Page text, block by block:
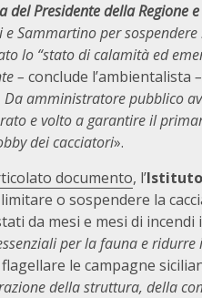
Presidente della Regione e
Sammartino per
lo “stato di calamità ed
– conclude l’ambientalista
amministratore pubblico
e volto a garantire il
dei cacciatori».
documento, l’Istituto
o sospendere la
da mesi e mesi di incendi
per la fauna e
le campagne
della struttura, della